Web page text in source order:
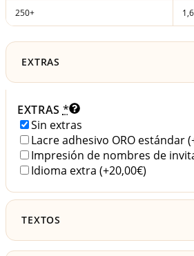
250+
EXTRAS
EXTRAS *
Sin extras
Lacre adhesivo ORO estándar
Impresión de nombres de
Idioma extra (+20,00€)
TEXTOS